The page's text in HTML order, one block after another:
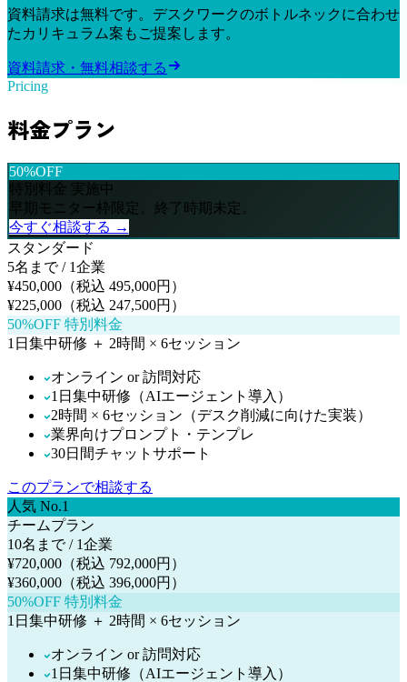
資料請求は無料です。デスクワークのボトルネックに合わせ
たカリキュラム案もご提案します。
資料請求・無料相談する
Pricing
料金プラン
50%OFF
特別料金 実施中
早期モニター枠限定。終了時期未定。
今すぐ相談する →
スタンダード
5名まで / 1企業
¥450,000（税込 495,000円）
¥225,000 （税込 247,500円）
50%OFF 特別料金
1日集中研修 ＋ 2時間 × 6セッション
オンライン or 訪問対応
1日集中研修（AIエージェント導入）
2時間 × 6セッション（デスク削減に向けた実装）
業界向けプロンプト・テンプレ
30日間チャットサポート
このプランで相談する
人気 No.1
チームプラン
10名まで / 1企業
¥720,000（税込 792,000円）
¥360,000 （税込 396,000円）
50%OFF 特別料金
1日集中研修 ＋ 2時間 × 6セッション
オンライン or 訪問対応
1日集中研修（AIエージェント導入）